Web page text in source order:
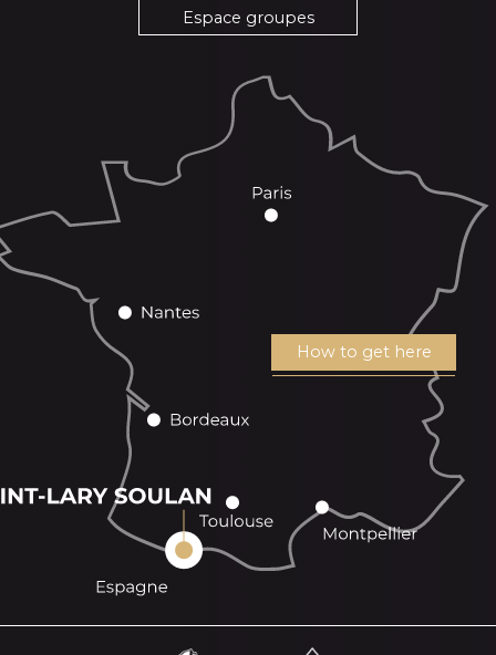
Espace groupes
How to get here